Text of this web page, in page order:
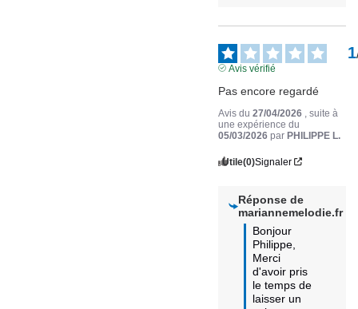
1
Avis vérifié
Pas encore regardé
Avis du27/04/2026
, suite à
une expérience du
05/03/2026 parPHILIPPE L.
Utile(0)Signaler
Réponse de
mariannemelodie.fr
Bonjour
Philippe,
Merci
d'avoir pris
le temps de
laisser un